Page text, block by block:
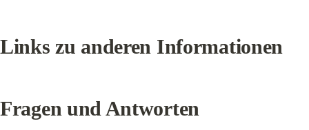
Links zu anderen Informationen
Fragen und Antworten